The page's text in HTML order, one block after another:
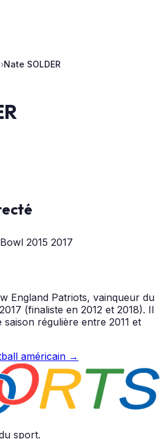
›Nate SOLDER
2015 2017
England Patriots, vainqueur du
(finaliste en 2012 et 2018). Il
saison régulière entre 2011 et
américain →
sport.